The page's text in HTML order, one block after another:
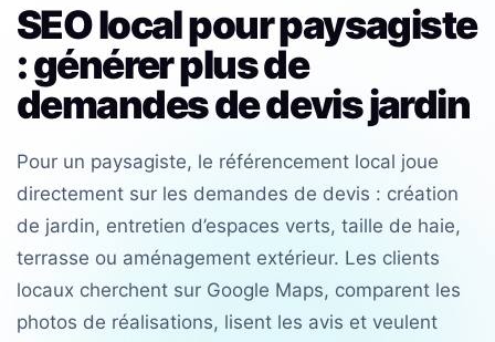
SEO local pour paysagiste
: générer plus de
demandes de devis jardin
Pour un paysagiste, le référencement local joue
directement sur les demandes de devis : création
de jardin, entretien d’espaces verts, taille de haie,
terrasse ou aménagement extérieur. Les clients
locaux cherchent sur Google Maps, comparent les
photos de réalisations, lisent les avis et veulent